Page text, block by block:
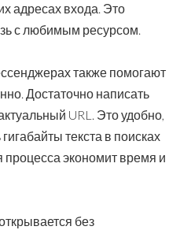
адресах входа. Это
с любимым ресурсом.
также помогают
Достаточно написать
URL. Это удобно,
текста в поисках
процесса экономит время и
без